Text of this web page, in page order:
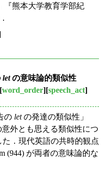
熊本大学教育学部紀
letの意味論的類似性
word_order][speech_act]
の letの発達の類似性」
外とも思える類似性につ
．現代英語の共時的観点
(944) が両者の意味論的な